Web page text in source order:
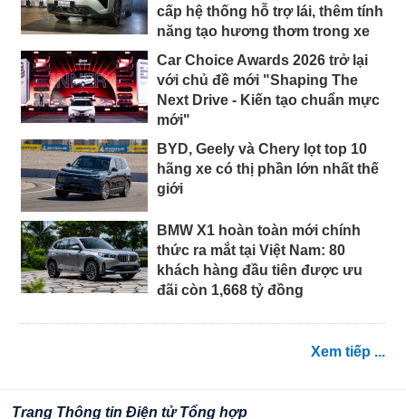
cấp hệ thống hỗ trợ lái, thêm tính
năng tạo hương thơm trong xe
Car Choice Awards 2026 trở lại
với chủ đề mới "Shaping The
Next Drive - Kiến tạo chuẩn mực
mới"
BYD, Geely và Chery lọt top 10
hãng xe có thị phần lớn nhất thế
giới
BMW X1 hoàn toàn mới chính
thức ra mắt tại Việt Nam: 80
khách hàng đầu tiên được ưu
đãi còn 1,668 tỷ đồng
Xem tiếp ...
Trang Thông tin Điện tử Tổng hợp